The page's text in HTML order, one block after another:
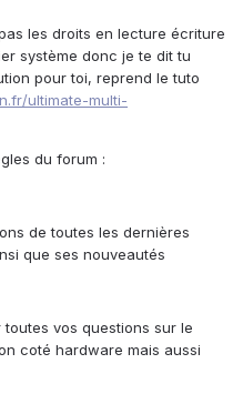
les droits en lecture écriture
système donc je te dit tu
pour toi, reprend le tuto
ultimate-multi-
du forum :
de toutes les dernières
que ses nouveautés
vos questions sur le
coté hardware mais aussi